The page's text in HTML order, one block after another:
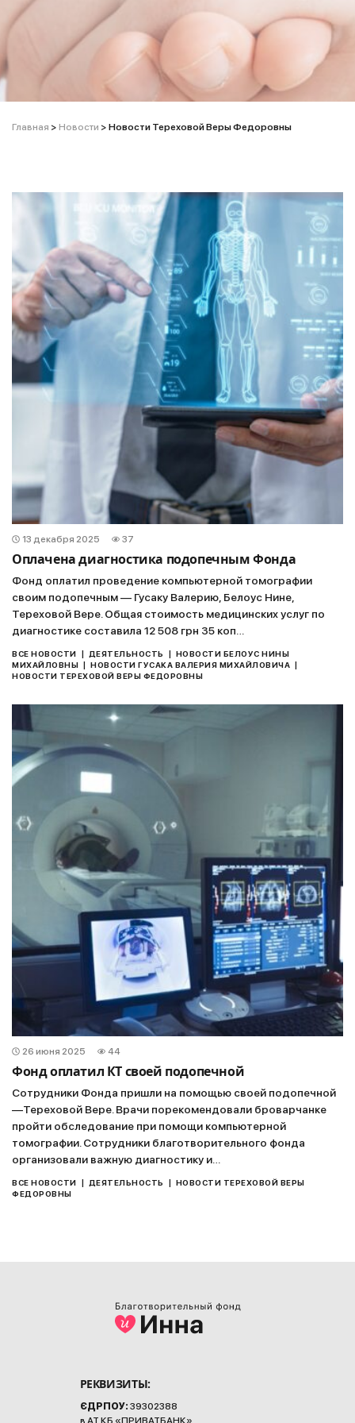
Главная > Новости > Новости Тереховой Веры Федоровны
13 декабря 2025 37
Оплачена диагностика подопечным Фонда
Фонд оплатил проведение компьютерной томографии
своим подопечным — Гусаку Валерию, Белоус Нине,
Тереховой Вере. Общая стоимость медицинских услуг по
диагностике составила 12 508 грн 35 коп…
ВСЕ НОВОСТИ | ДЕЯТЕЛЬНОСТЬ | НОВОСТИ БЕЛОУС НИНЫ
МИХАЙЛОВНЫ | НОВОСТИ ГУСАКА ВАЛЕРИЯ МИХАЙЛОВИЧА |
НОВОСТИ ТЕРЕХОВОЙ ВЕРЫ ФЕДОРОВНЫ
26 июня 2025 44
Фонд оплатил КТ своей подопечной
Сотрудники Фонда пришли на помощью своей подопечной
—Тереховой Вере. Врачи порекомендовали броварчанке
пройти обследование при помощи компьютерной
томографии. Сотрудники благотворительного фонда
организовали важную диагностику и…
ВСЕ НОВОСТИ | ДЕЯТЕЛЬНОСТЬ | НОВОСТИ ТЕРЕХОВОЙ ВЕРЫ
ФЕДОРОВНЫ
РЕКВИЗИТЫ:
ЄДРПОУ: 39302388